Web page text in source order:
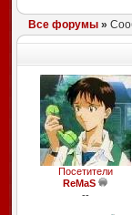
Все форумы»
Посетители
ReMaS
--